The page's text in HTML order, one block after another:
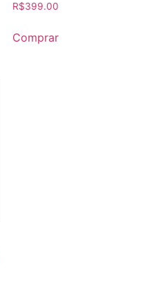
R$399.00
Comprar